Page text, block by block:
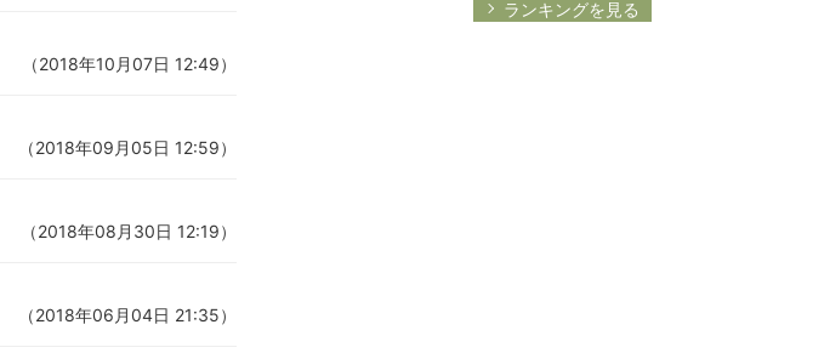
（2018年10月07日 12:49）
（2018年09月05日 12:59）
（2018年08月30日 12:19）
（2018年06月04日 21:35）
ランキングを見る